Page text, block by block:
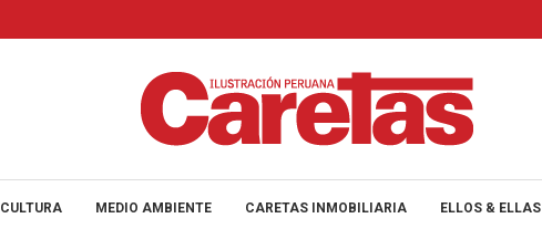
CULTURA MEDIO AMBIENTE CARETAS INMOBILIARIA ELLOS & ELLAS